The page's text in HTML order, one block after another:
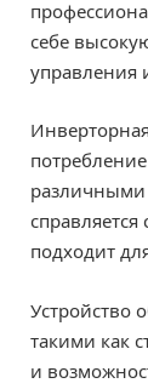
себе
управления
различными
подходит
Устройство
такими как
и